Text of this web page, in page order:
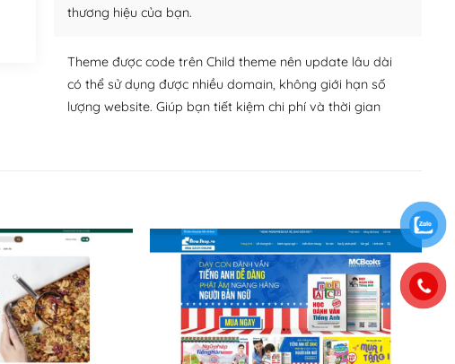
thương hiệu của bạn.
Theme được code trên Child theme nên update lâu dài
có thể sử dụng được nhiều domain, không giới hạn số
lượng website. Giúp bạn tiết kiệm chi phí và thời gian